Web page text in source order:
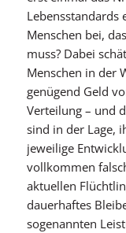
Lebensstandards
Menschen bei,
muss? Dabei
Menschen in der
genügend Geld
Verteilung – und
sind in der Lage,
jeweilige
vollkommen
aktuellen
dauerhaftes
sogenannten